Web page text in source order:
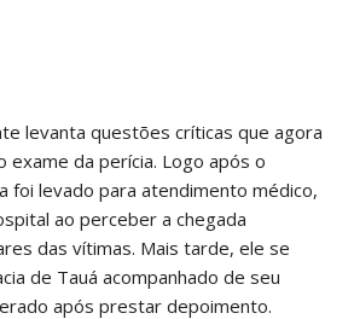
levanta questões críticas que agora
da perícia. Logo após o
foi levado para atendimento médico,
ao perceber a chegada
das vítimas. Mais tarde, ele se
de Tauá acompanhado de seu
após prestar depoimento.